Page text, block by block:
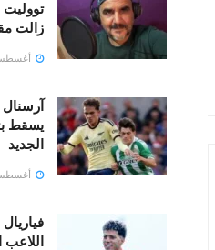
تووليت
زالت
أغسطس 6,
يسقط
الجديد
أغسطس 6,